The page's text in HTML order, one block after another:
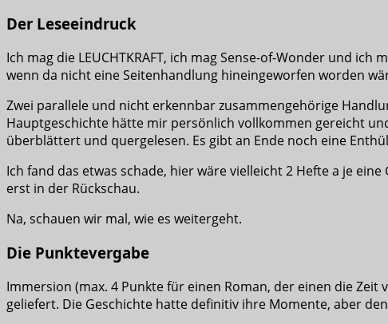
Der Leseeindruck
Ich mag die LEUCHTKRAFT, ich mag Sense-of-Wonder und
wenn da nicht eine Seitenhandlung hineingeworfen worden
Zwei parallele und nicht erkennbar zusammengehörige
Hauptgeschichte hätte mir persönlich vollkommen gereicht
überblättert und quergelesen. Es gibt an Ende noch eine
Ich fand das etwas schade, hier wäre vielleicht 2 Hefte a je
erst in der Rückschau.
Na, schauen wir mal, wie es weitergeht.
Die Punktevergabe
Immersion (max. 4 Punkte für einen Roman, der einen die
geliefert. Die Geschichte hatte definitiv ihre Momente, aber